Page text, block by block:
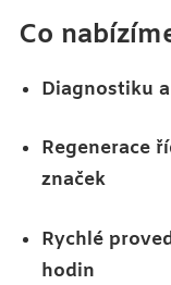
Co
Diagnostiku
Regenerace
značek
Rychlé
hodin